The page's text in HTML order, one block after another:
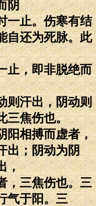
阴
一止。伤寒有结
自还为死脉。此
止，即非脱绝而
则汗出，阴动则
三焦伤也。
阳相搏而虚者，
出；阴动为阴
，
，三焦伤也。三
气于阳。三